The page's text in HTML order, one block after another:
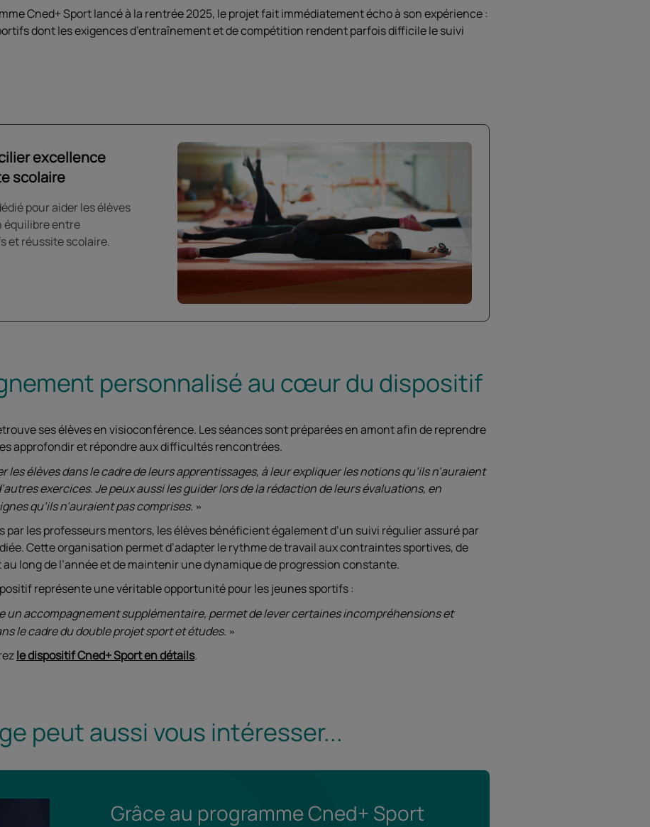
Cned+ Sport lancé à la rentrée 2025, le projet fait immédiatement écho à son expérience :
dont les exigences d’entraînement et de compétition rendent parfois difficile le suivi
excellence
scolaire
pour aider les élèves
équilibre entre
et réussite scolaire.
personnalisé au cœur du dispositif
ses élèves en visioconférence. Les séances sont préparées en amont afin de reprendre
approfondir et répondre aux difficultés rencontrées.
les élèves dans le cadre de leurs apprentissages, à leur expliquer les notions qu’ils n’auraient
exercices. Je peux aussi les guider lors de la rédaction de leurs évaluations, en
qu’ils n’auraient pas comprises.
par les professeurs mentors, les élèves bénéficient également d’un suivi régulier assuré par
Cette organisation permet d’adapter le rythme de travail aux contraintes sportives, de
long de l’année et de maintenir une dynamique de progression constante.
représente une véritable opportunité pour les jeunes sportifs :
un accompagnement supplémentaire, permet de lever certaines incompréhensions et
le cadre du double projet sport et études.
le dispositif Cned+ Sport en détails.
peut aussi vous intéresser...
Grâce au programme Cned+ Sport